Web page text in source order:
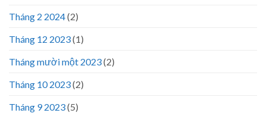
Tháng 2 2024(2)
Tháng 12 2023(1)
Tháng mười một 2023(2)
Tháng 10 2023(2)
Tháng 9 2023(5)